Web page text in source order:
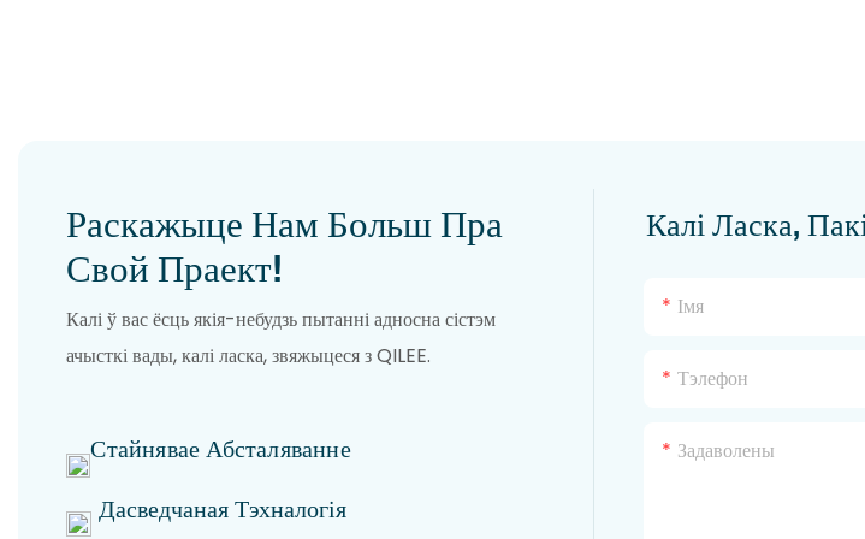
Раскажыце Нам Больш Пра
Свой Праект!
Калі ў вас ёсць якія-небудзь пытанні адносна сістэм
ачысткі вады, калі ласка, звяжыцеся з QILEE.
Стайнявае Абсталяванне
Дасведчаная Тэхналогія
Калі Ласка,
Імя
Тэлефон
Задаволены